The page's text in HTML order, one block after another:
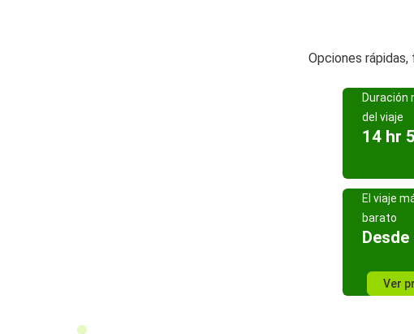
Opciones
Duración
del viaje
14 hr
El viaje
barato
Ver